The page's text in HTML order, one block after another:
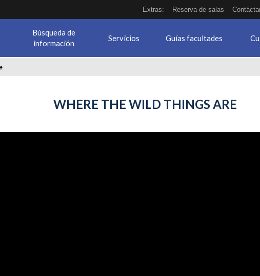
Extras: Reserva de salas
Búsqueda de
información
Servicios Guías facultades
WHERE THE WILD THINGS ARE